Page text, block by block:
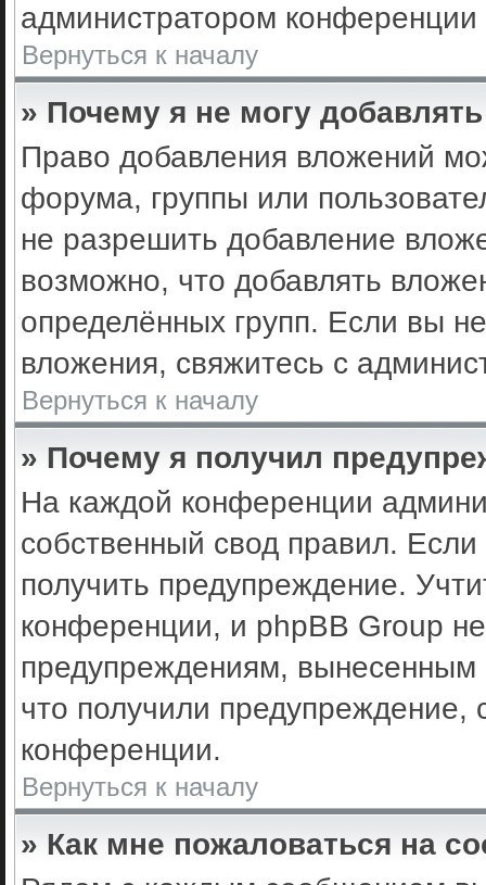
администратором
Вернуться к началу
» Почему я не могу
Право добавления вложений
форума, группы или
не разрешить добавление
возможно, что добавлять
определённых групп. Если вы
вложения, свяжитесь с
Вернуться к началу
» Почему я получил
На каждой конференции
собственный свод правил.
получить предупреждение.
конференции, и phpBB Group
предупреждениям, вынесенным
что получили предупреждение,
конференции.
Вернуться к началу
» Как мне пожаловаться на